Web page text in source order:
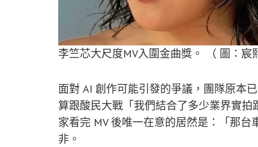
李竺芯大尺度MV入圍金曲獎。 （ 圖：宸
面對 AI 創作可能引發的爭議，團隊原本
算跟酸民大戰「我們結合了多少業界實
家看完 MV 後唯一在意的居然是：「那
非。